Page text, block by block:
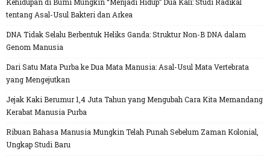
Kehidupan di Bumi Mungkin “Menjadi Hidup” Dua Kali: Studi Radikal
tentang Asal-Usul Bakteri dan Arkea
DNA Tidak Selalu Berbentuk Heliks Ganda: Struktur Non-B DNA dalam
Genom Manusia
Dari Satu Mata Purba ke Dua Mata Manusia: Asal-Usul Mata Vertebrata
yang Mengejutkan
Jejak Kaki Berumur 1,4 Juta Tahun yang Mengubah Cara Kita Memandang
Kerabat Manusia Purba
Ribuan Bahasa Manusia Mungkin Telah Punah Sebelum Zaman Kolonial,
Ungkap Studi Baru